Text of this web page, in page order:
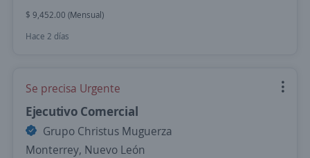
$ 9,452.00 (Mensual)
Hace 2 días
Se precisa Urgente
Ejecutivo Comercial
Grupo Christus Muguerza
Monterrey, Nuevo León